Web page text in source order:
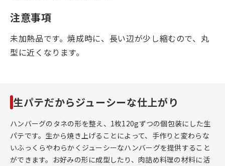
注意事項
未加熱品です。焼成時に、長い辺が少し縮むので、丸
型に近くなります。
生パテだからジューシーな仕上がり
ハンバーグのタネの形を整え、1枚120gずつの個包装にした生
パテです。生から焼き上げることによって、手作りと変わらな
いふっくらやわらかくジューシーなハンバーグを提供すること
ができます。お好みの形に成型したり、肉詰め料理の材料に活